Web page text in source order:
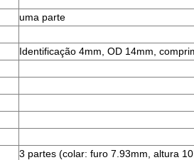
uma parte
Identificação 4mm, OD 14mm,
3 partes (colar: furo 7.93mm, altura